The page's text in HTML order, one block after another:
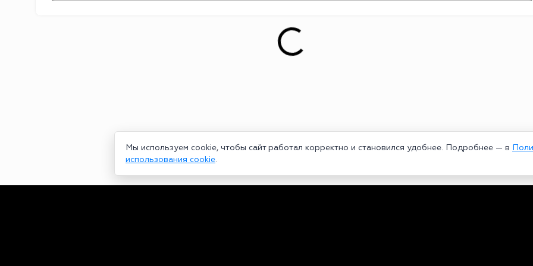
Мы используем cookie, чтобы сайт работал корректно и становился удобнее. Подробнее — в
использования cookie.